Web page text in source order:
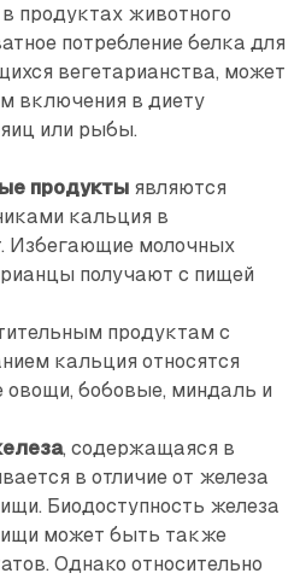
продуктах животного
потребление белка для
вегетарианства, может
включения в диету
или рыбы.
продуктыявляются
кальция в
Избегающие молочных
получают с пищей
продуктам с
кальция относятся
овощи, бобовые, миндаль и
, содержащаяся в
в отличие от железа
Биодоступность железа
может быть также
Однако относительно